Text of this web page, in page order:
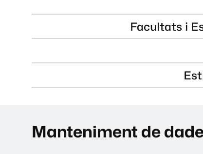
Facultats i
Manteniment de